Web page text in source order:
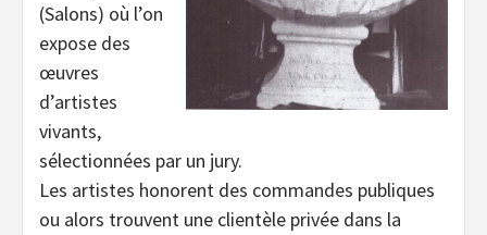
(Salons) où l’on
expose des
œuvres
d’artistes
vivants,
sélectionnées par un jury.
Les artistes honorent des commandes publiques
ou alors trouvent une clientèle privée dans la